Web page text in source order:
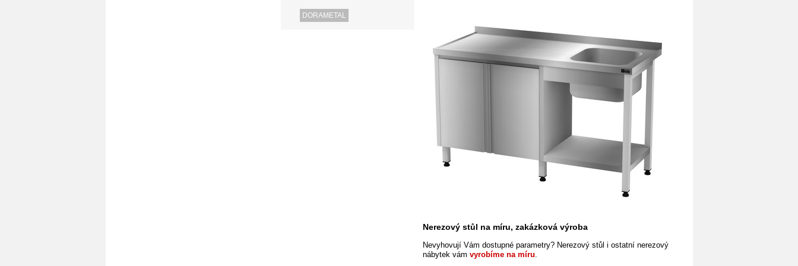
DORAMETAL
Nerezový stůl na míru, zakázková výroba
Nevyhovují Vám dostupné parametry? Nerezový stůl i ostatní nerezový
nábytek vám vyrobíme na míru